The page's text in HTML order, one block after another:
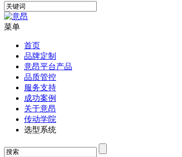
菜单
首页
品牌定制
意昂平台产品
品质管控
服务支持
成功案例
关于意昂
传动学院
选型系统